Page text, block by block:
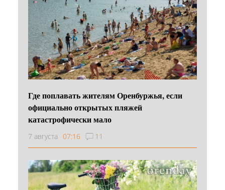
Где поплавать жителям Оренбуржья, если
официально открытых пляжей
катастрофически мало
7 августа 07:16 11